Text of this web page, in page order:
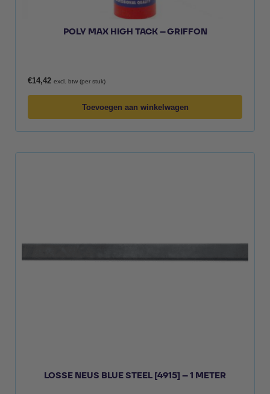
POLY MAX HIGH TACK – GRIFFON
€14,42 excl. btw (per stuk)
Toevoegen aan winkelwagen
LOSSE NEUS BLUE STEEL [4915] – 1 METER